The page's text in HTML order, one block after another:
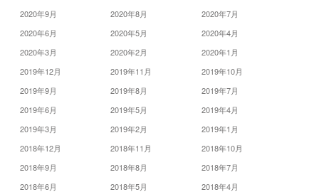
2020年9月
2020年8月
2020年7月
2020年6月
2020年5月
2020年4月
2020年3月
2020年2月
2020年1月
2019年12月
2019年11月
2019年10月
2019年9月
2019年8月
2019年7月
2019年6月
2019年5月
2019年4月
2019年3月
2019年2月
2019年1月
2018年12月
2018年11月
2018年10月
2018年9月
2018年8月
2018年7月
2018年6月
2018年5月
2018年4月